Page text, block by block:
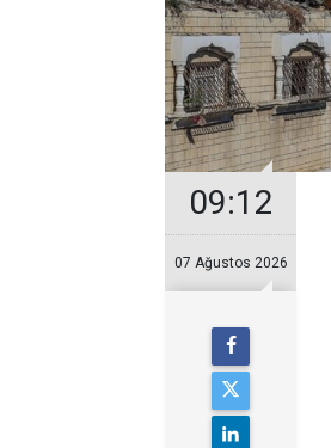
09:12
07 Ağustos 2026